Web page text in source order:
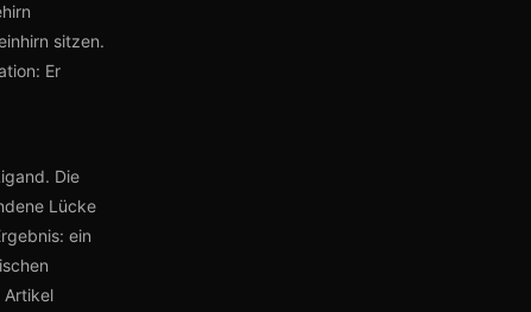
sitzen.
Er
Die
Lücke
ein
Artikel